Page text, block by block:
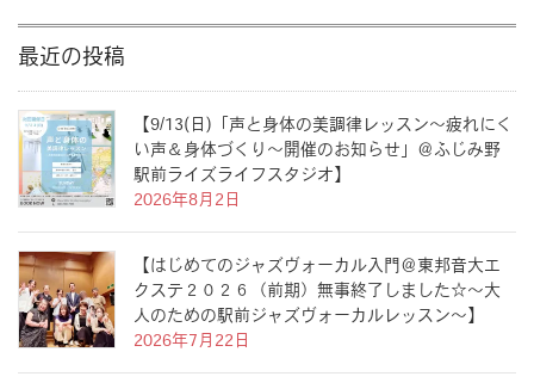
最近の投稿
【9/13(日)「声と身体の美調律レッスン〜疲れにく
い声＆身体づくり〜開催のお知らせ」＠ふじみ野
駅前ライズライフスタジオ】
2026年8月2日
【はじめてのジャズヴォーカル入門＠東邦音大エ
クステ２０２６（前期）無事終了しました☆〜大
人のための駅前ジャズヴォーカルレッスン〜】
2026年7月22日